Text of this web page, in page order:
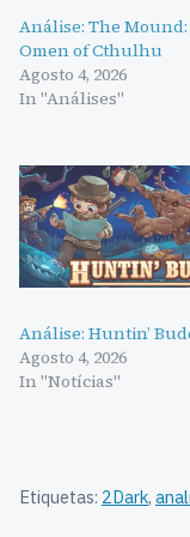
Análise: The Mound:
Omen of Cthulhu
Agosto 4, 2026
In "Análises"
Análise: Huntin’
Agosto 4, 2026
In "Notícias"
Etiquetas: 2Dark,